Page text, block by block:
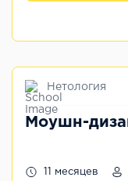
Нетология
Моушн-
11 месяцев